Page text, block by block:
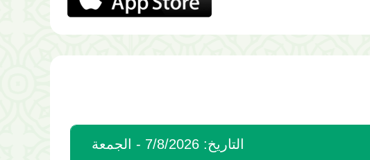
التاريخ: 7/8/2026 - الجمعة